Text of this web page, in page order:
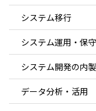
システム移行
システム運用・保
システム開発の内
データ分析・活用